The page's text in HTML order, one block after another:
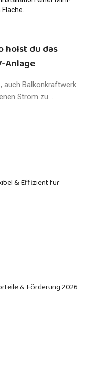
holst du das
Anlage
auch Balkonkraftwerk
Strom zu ...
& Effizient für
& Förderung 2026